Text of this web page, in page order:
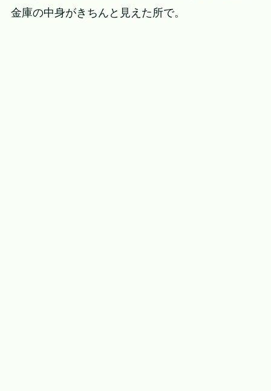
金庫の中身がきちんと見えた所で。